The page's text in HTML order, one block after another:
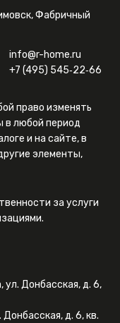
Фабричный
info@r-home.ru
+7 (495) 545‑22‑66
право изменять
в любой период
и на сайте, в
элементы,
за услуги
ул. Донбасская, д. 6,
д. 6, кв.